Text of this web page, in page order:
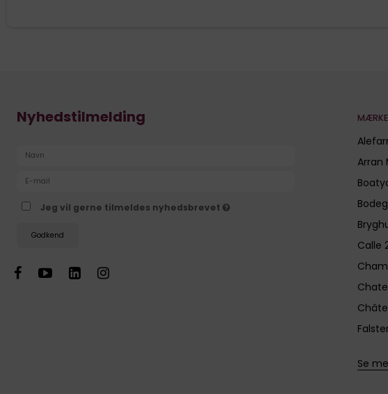
Nyhedstilmelding
Jeg vil gerne tilmeldes nyhedsbrevet
Godkend
Arran
Calle
Se